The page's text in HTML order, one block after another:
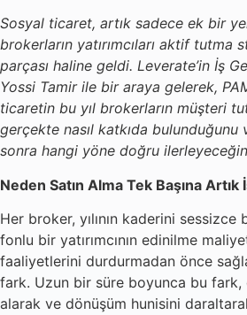
Sosyal ticaret, artık sadece ek bir
brokerların yatırımcıları aktif
parçası haline geldi. Leverate’in İş
Yossi Tamir ile bir araya gelerek,
ticaretin bu yıl brokerların müşteri
gerçekte nasıl katkıda
sonra hangi yöne doğru
Neden Satın Alma Tek Başına Artık
Her broker, yılının kaderini sessizce
fonlu bir yatırımcının edinilme
faaliyetlerini durdurmadan önce
fark. Uzun bir süre boyunca bu fark,
alarak ve dönüşüm hunisini